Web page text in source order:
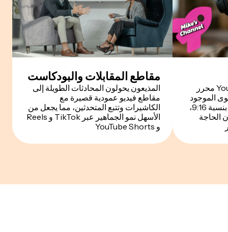
مقاطع المقابلات والبودكاست
المذيعون يحولون المحادثات الطويلة إلى
مقاطع فيديو عمودية قصيرة مع
الكاشيرات وتتبع المتحدثين، مما يجعل من
الأسهل نمو الجماهير عبر TikTok و Reels
و YouTube Shorts
يستخدم مُنتجو محتوى YouTube محرر
الموجود
إلى صيغة YouTube Shorts بنسبة 9:16،
الحاجة